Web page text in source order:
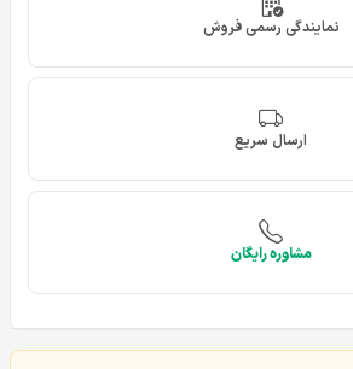
نمایندگی رسمی فروش
ارسال سریع
مشاوره رایگان